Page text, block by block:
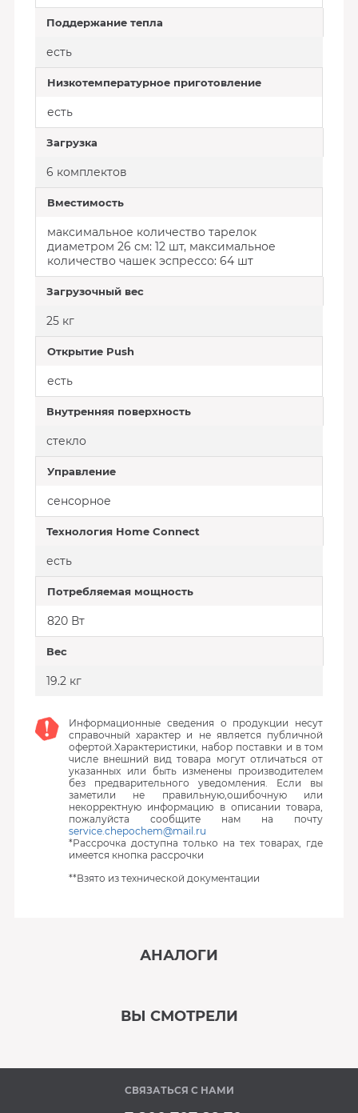
Поддержание тепла
есть
Низкотемпературное приготовление
есть
Загрузка
6 комплектов
Вместимость
максимальное количество тарелок
диаметром 26 см: 12 шт, максимальное
количество чашек эспрессо: 64 шт
Загрузочный вес
25 кг
Открытие Push
есть
Внутренняя поверхность
стекло
Управление
сенсорное
Технология Home Connect
есть
Потребляемая мощность
820 Вт
Вес
19.2 кг
Информационные сведения о продукции несут
справочный характер и не является публичной
офертой.Характеристики, набор поставки и в том
числе внешний вид товара могут отличаться от
указанных или быть изменены производителем
без предварительного уведомления. Если вы
заметили не правильную,ошибочную или
некорректную информацию в описании товара,
пожалуйста сообщите нам на почту
service.chepochem@mail.ru
*Рассрочка доступна только на тех товарах, где
имеется кнопка рассрочки
**Взято из технической документации
АНАЛОГИ
ВЫ СМОТРЕЛИ
В наличии
СВЯЗАТЬСЯ С НАМИ